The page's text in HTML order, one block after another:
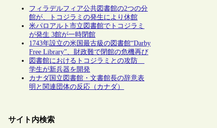
フィラデルフィア公共図書館の2つの分
館が、トコジラミの発生により休館
米パロアルト市立図書館でトコジラミ
が発生 3館が一時閉館
1743年設立の米国最古級の図書館“Darby
Free Library”、財政難で閉館の危機再び
図書館におけるトコジラミとの攻防
学生が新兵器を開発
カナダ国立図書館・文書館長の辞意表
明と関連団体の反応（カナダ）
サイト内検索